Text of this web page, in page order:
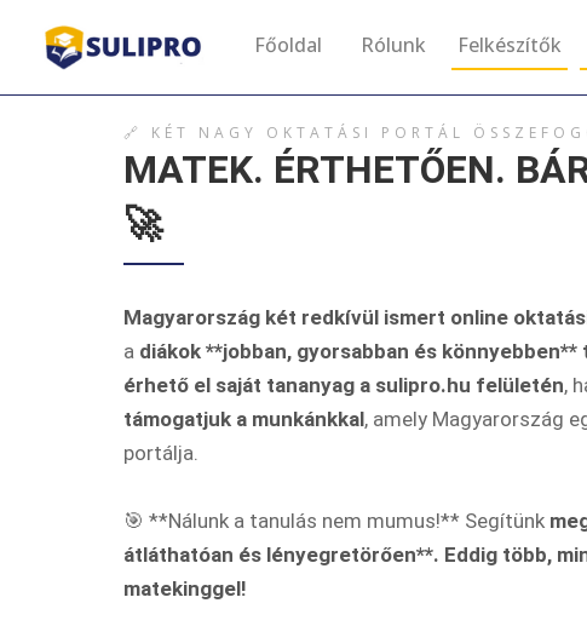
Főoldal Rólunk Felkészítők
🔗 KÉT NAGY OKTATÁSI PORTÁL
MATEK. ÉRTHETŐEN.
🚀
Magyarország két redkívül ismert online
a diákok **jobban, gyorsabban és könnyebben**
érhető el saját tananyag a sulipro.hu felületén,
támogatjuk a munkánkkal, amely Magyarország
portálja.
🎯 **Nálunk a tanulás nem mumus!** Segítünk
átláthatóan és lényegretörően**. Eddig több,
matekinggel!